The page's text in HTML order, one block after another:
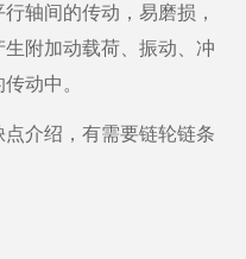
轴间的传动，易磨损，
生附加动载荷、振动、冲
动中。
点介绍，有需要链轮链条